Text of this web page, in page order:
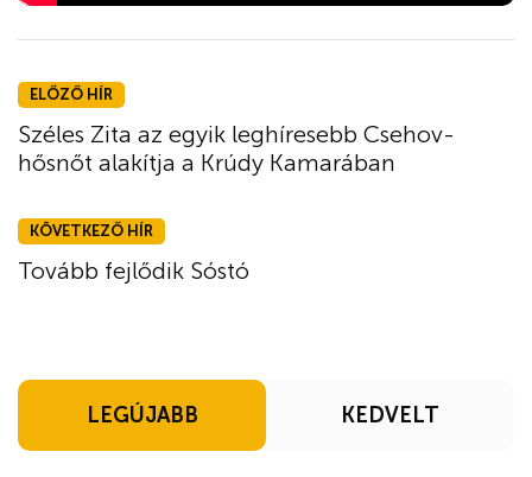
ELŐZŐ HÍR
Széles Zita az egyik leghíresebb Csehov-
hősnőt alakítja a Krúdy Kamarában
KÖVETKEZŐ HÍR
Tovább fejlődik Sóstó
LEGÚJABB KEDVELT